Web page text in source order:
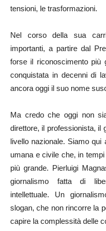
tensioni, le trasformazioni.
Nel corso della sua
importanti, a partire dal
forse il riconoscimento più
conquistata in decenni di
ancora oggi il suo nome
Ma credo che oggi non
direttore, il professionista, il
livello nazionale. Siamo
umana e civile che, in
più grande. Pierluigi
giornalismo fatta di
intellettuale. Un
slogan, che non rincorre la
capire la complessità delle